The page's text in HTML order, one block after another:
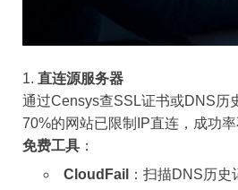
​直连源服务器​
通过Censys查SSL证书或DNS历
70%的网站已限制IP直连，成功率
​免费工具​ ​：
​CloudFail​
：扫描DNS历史